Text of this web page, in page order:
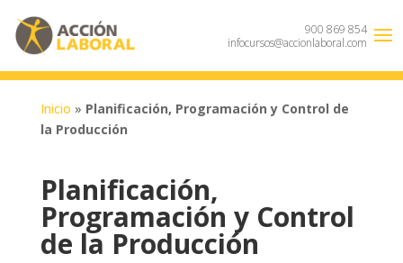
900 869 854
infocursos@accionlaboral.com
Inicio » Planificación, Programación y Control de
la Producción
Planificación,
Programación y Control
de la Producción